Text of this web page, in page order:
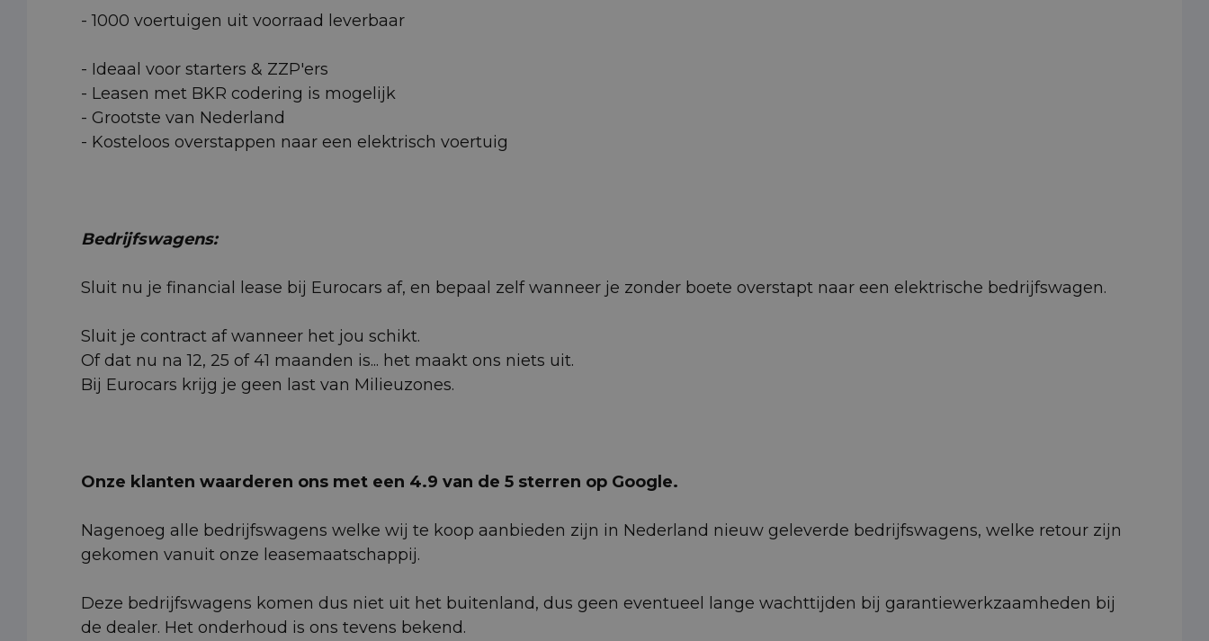
- 1000 voertuigen uit voorraad leverbaar
- Ideaal voor starters & ZZP'ers
- Leasen met BKR codering is mogelijk
- Grootste van Nederland
- Kosteloos overstappen naar een elektrisch voertuig
Bedrijfswagens:
Sluit nu je financial lease bij Eurocars af, en bepaal zelf wanneer je zonder boete overstapt naar een elektrische bedrijfswagen.
Sluit je contract af wanneer het jou schikt.
Of dat nu na 12, 25 of 41 maanden is... het maakt ons niets uit.
Bij Eurocars krijg je geen last van Milieuzones.
Onze klanten waarderen ons met een 4.9 van de 5 sterren op Google.
Nagenoeg alle bedrijfswagens welke wij te koop aanbieden zijn in Nederland nieuw geleverde bedrijfswagens, welke retour zijn
gekomen vanuit onze leasemaatschappij.
Deze bedrijfswagens komen dus niet uit het buitenland, dus geen eventueel lange wachttijden bij garantiewerkzaamheden bij
de dealer. Het onderhoud is ons tevens bekend.